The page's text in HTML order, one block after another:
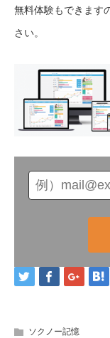
無料体験もできます
さい。
ソクノー記憶